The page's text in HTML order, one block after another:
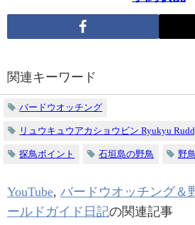
関連キーワード
バードウオッチング
リュウキュウアカショウビン Ryukyu
探鳥ポイント 石垣島の野鳥 野
YouTube, バードウオッチング＆
ールドガイド日記の関連記事